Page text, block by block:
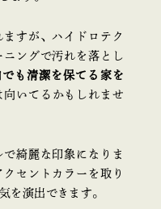
すが、ハイドロテク
ニングで汚れを落とし
も清潔を保てる家を
向いてるかもしれませ
綺麗な印象になりま
セントカラーを取り
を演出できます。